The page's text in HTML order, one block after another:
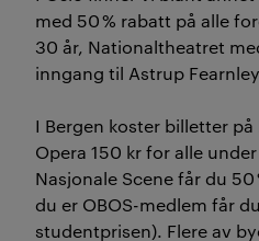
med 50 % rabatt på alle
30 år, Nationaltheatret
inngang til Astrup
I Bergen koster billetter
Opera 150 kr for alle
Nasjonale Scene får du
du er OBOS-medlem får
studentprisen). Flere av